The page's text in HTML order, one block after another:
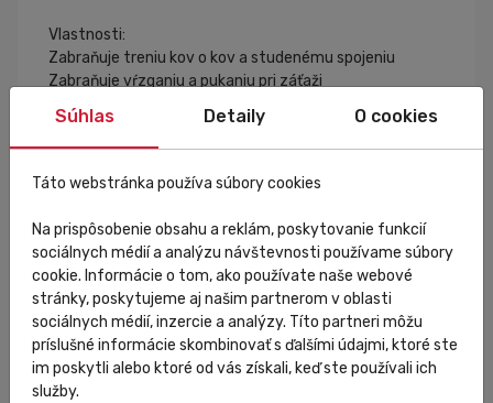
Vlastnosti:
Zabraňuje treniu kov o kov a studenému spojeniu
Zabraňuje vŕzganiu a pukaniu pri záťaži
Uľahčuje montáž a demontáž komponentov
Poskytuje vodotesnú ochranu
Repasuje mierne poškodené závity
AKO POUŽÍVAŤ MONTÁŽNU PASTA CYCLON
Krok 01 - Pred použitím montážnej pasty CyclOn
očistite diel odmasťovačom. Môžete použiť Bionet
Chain Cleaner. Potom ho opláchnite vodou a vysušte.
Krok 02 - Namažte závit montážnou pastou CyclOn.
Použiť štetec alebo mazaciu pištoľ. Potom diel
namontujte na bicykel.
Krok 03 - Na odstránenie prebytočného tuku použite
handričku.
Súhlas Detaily O cookies
Táto webstránka používa súbory cookies
Na prispôsobenie obsahu a reklám, poskytovanie funkcií
sociálnych médií a analýzu návštevnosti používame súbory
cookie. Informácie o tom, ako používate naše webové
stránky, poskytujeme aj našim partnerom v oblasti
sociálnych médií, inzercie a analýzy. Títo partneri môžu
príslušné informácie skombinovať s ďalšími údajmi, ktoré ste
im poskytli alebo ktoré od vás získali, keď ste používali ich
služby.